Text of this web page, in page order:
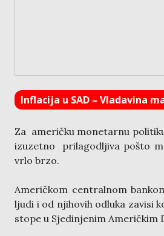
Inflacija u SAD – Vladavina
Za američku monetarnu
izuzetno prilagodljiva pošto
vrlo brzo.
Američkom centralnom
ljudi i od njihovih odluka zavisi
stope u Sjedinjenim Američkim